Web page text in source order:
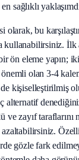
sağlıklı
olarak, bu
kullanabilirsiniz. İlk
ön eleme yapın;
olan 3-4
de kişiselleştirilmiş
alternatif
ve zayıf
azaltabilirsiniz.
gözle fark